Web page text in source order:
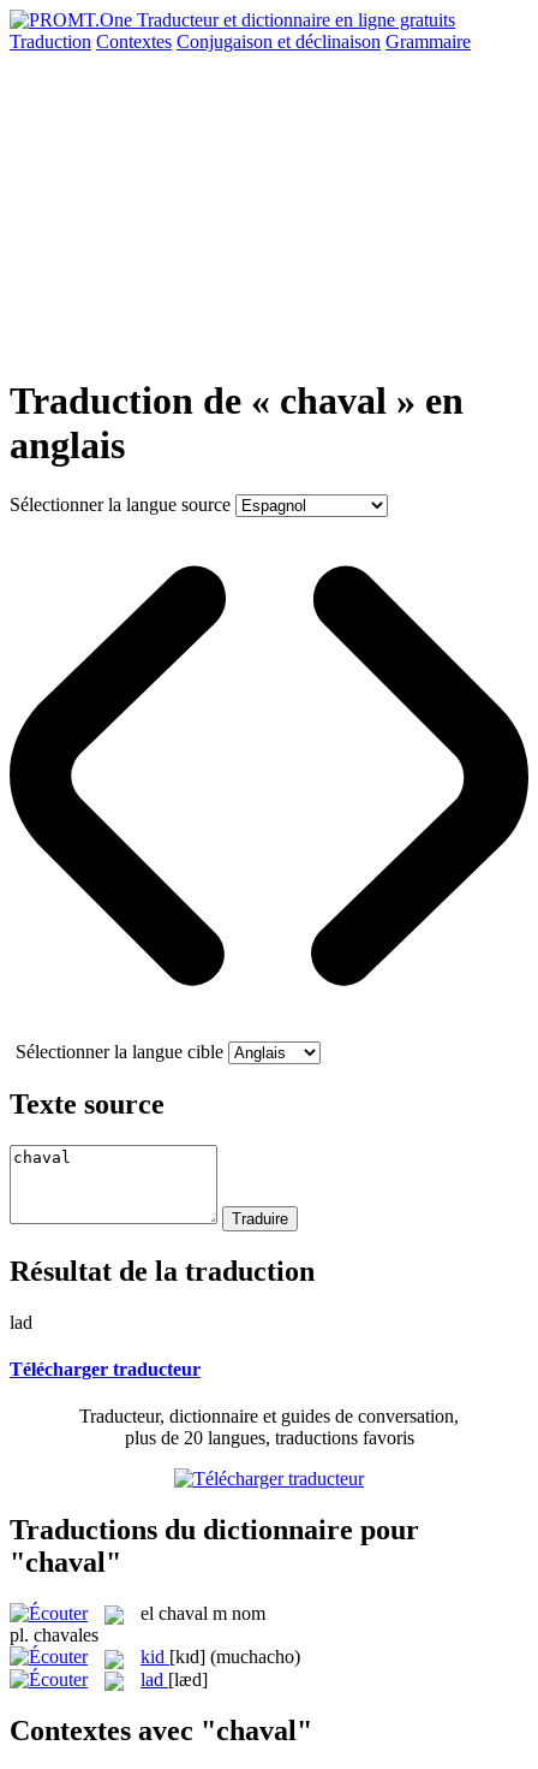
Traduction Contextes Conjugaison et déclinaison Grammaire
Traduction de « chaval » en
anglais
Sélectionner la langue source
Sélectionner la langue cible
Texte source
Résultat de la traduction
lad
Télécharger traducteur
Traducteur, dictionnaire et guides de conversation,
plus de 20 langues, traductions favoris
Traductions du dictionnaire pour
"chaval"
el chaval m nom
pl. chavales
kid [kɪd] (muchacho)
lad [læd]
Contextes avec "chaval"